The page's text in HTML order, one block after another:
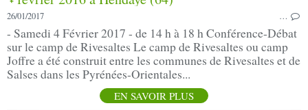
26/01/2017 …
- Samedi 4 Février 2017 - de 14 h à 18 h Conférence-Débat
sur le camp de Rivesaltes Le camp de Rivesaltes ou camp
Joffre a été construit entre les communes de Rivesaltes et de
Salses dans les Pyrénées-Orientales...
EN SAVOIR PLUS